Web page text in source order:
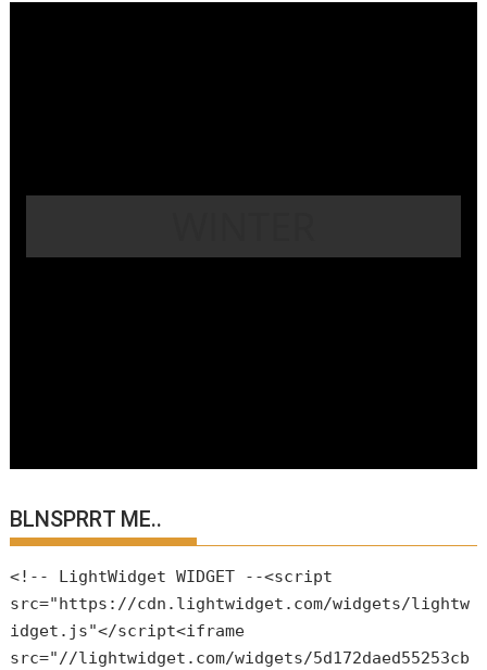
BLNSPRRT ME..
<!-- LightWidget WIDGET --<script
src="https://cdn.lightwidget.com/widgets/lightw
idget.js"</script<iframe
src="//lightwidget.com/widgets/5d172daed55253cb